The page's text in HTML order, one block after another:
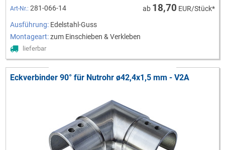
Art-Nr.: 281-066-14 ab 18,70 EUR/Stück*
Ausführung: Edelstahl-Guss
Montageart:zum Einschieben & Verkleben
lieferbar
Eckverbinder 90° für Nutrohr ø42,4x1,5 mm - V2A